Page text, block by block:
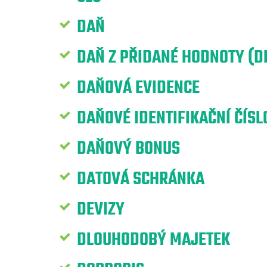
DAŇ
DAŇ Z PŘIDANÉ HODNOTY
DAŇOVÁ EVIDENCE
DAŇOVÉ IDENTIFIKAČNÍ
DAŇOVÝ BONUS
DATOVÁ SCHRÁNKA
DEVIZY
DLOUHODOBÝ MAJETEK